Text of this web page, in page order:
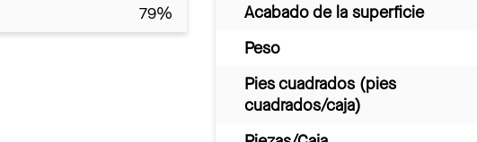
79%
Acabado de la superficie
Peso
Pies cuadrados (pies
cuadrados/caja)